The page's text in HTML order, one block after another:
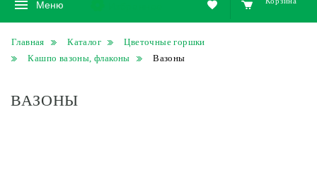
Меню
Главная Каталог
Цветочные горшки
Кашпо вазоны, флаконы
Вазоны
ВАЗОНЫ